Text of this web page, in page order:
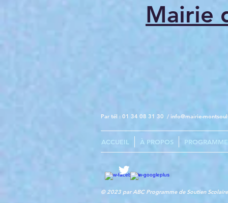
Mairie
© 2023 par ABC Programme de Soutien
ACCUEIL À PROPOS
Par tél : 01 34 08 31 30 / info@mairie-